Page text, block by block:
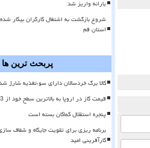
یارانه واریز شد
شروع بازگشت به اشتغال کارگران بیکار
استان قم
پربحث ترین ها
کالا برگ خردسالان دارای سوءتغذیه شارژ
قیمت گاز در اروپا به بالاترین سطح خود از 2023 رسید
پنجره استقلال کماکان بسته است
برنامه ریزی برای تقویت جایگاه و شفاف
کارآفرینی امید